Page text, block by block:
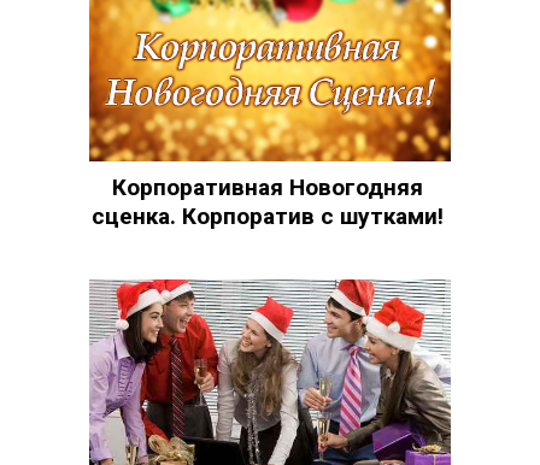
Корпоративная Новогодняя
сценка. Корпоратив с шутками!